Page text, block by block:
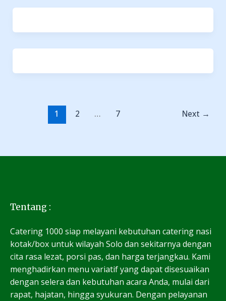
1 2 … 7 Next →
Tentang :
Catering 1000 siap melayani kebutuhan catering nasi
kotak/box untuk wilayah Solo dan sekitarnya dengan
cita rasa lezat, porsi pas, dan harga terjangkau. Kami
menghadirkan menu variatif yang dapat disesuaikan
dengan selera dan kebutuhan acara Anda, mulai dari
rapat, hajatan, hingga syukuran. Dengan pelayanan